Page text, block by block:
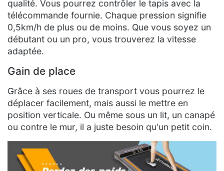
qualité. Vous pourrez contrôler le tapis avec la
télécommande fournie. Chaque pression signifie
0,5km/h de plus ou de moins. Que vous soyez un
débutant ou un pro, vous trouverez la vitesse
adaptée.
Gain de place
Grâce à ses roues de transport vous pourrez le
déplacer facilement, mais aussi le mettre en
position verticale. Ou même sous un lit, un canapé
ou contre le mur, il a juste besoin qu'un petit coin.